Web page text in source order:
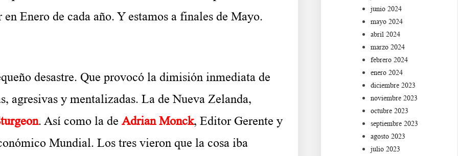
Enero de cada año. Y estamos a finales de Mayo.
desastre. Que provocó la dimisión inmediata de
agresivas y mentalizadas. La de Nueva Zelanda,
. Así como la de Adrian Monck, Editor Gerente y
Mundial. Los tres vieron que la cosa iba
junio 2024
mayo 2024
abril 2024
marzo 2024
febrero 2024
enero 2024
diciembre 2023
noviembre 2023
octubre 2023
septiembre 2023
agosto 2023
julio 2023